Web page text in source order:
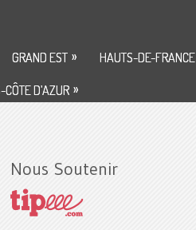
GRAND EST » HAUTS-DE-FRANCE
D’AZUR »
Nous Soutenir